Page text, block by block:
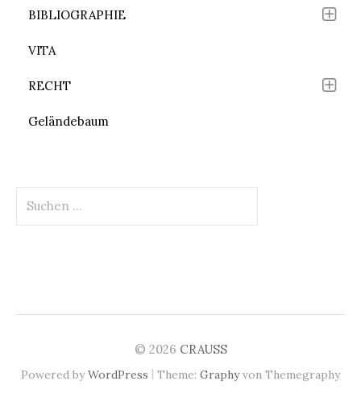
BIBLIOGRAPHIE
VITA
RECHT
Geländebaum
nach:
© 2026 CRAUSS
Powered byWordPress | Theme: Graphyvon Themegraphy